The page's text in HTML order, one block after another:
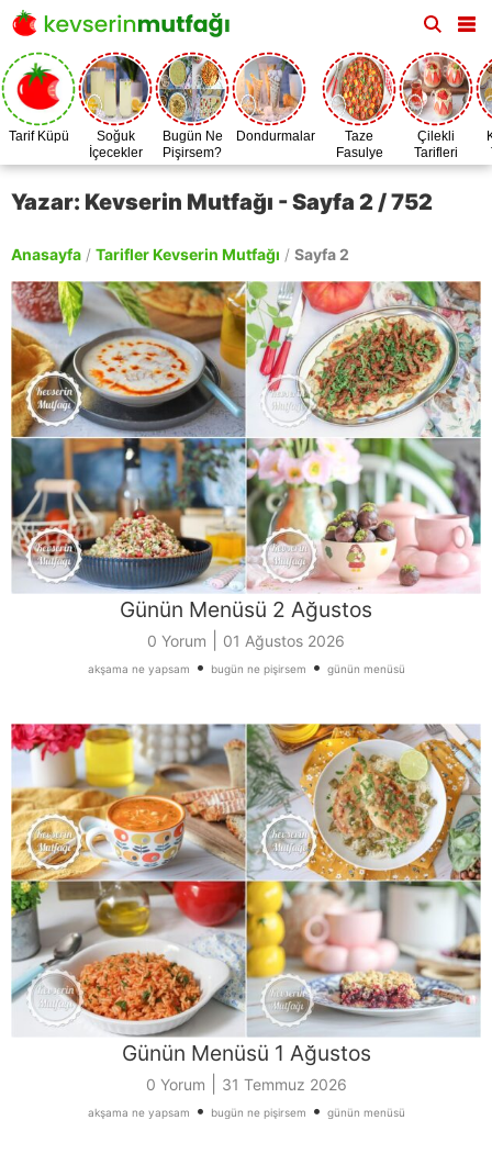
Tarif Küpü
Soğuk
İçecekler
Bugün Ne
Pişirsem?
Dondurmalar
Taze
Fasulye
Zamanı
Çilekli
Tarifleri
Yazar: Kevserin Mutfağı - Sayfa 2 / 752
Anasayfa / Tarifler Kevserin Mutfağı / Sayfa 2
Günün Menüsü 2 Ağustos
0 Yorum 01 Ağustos 2026
akşama ne yapsam • bugün ne pişirsem • günün menüsü
Günün Menüsü 1 Ağustos
0 Yorum 31 Temmuz 2026
akşama ne yapsam • bugün ne pişirsem • günün menüsü